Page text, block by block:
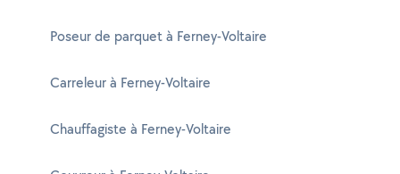
Poseur de parquet à Ferney-Voltaire
Carreleur à Ferney-Voltaire
Chauffagiste à Ferney-Voltaire